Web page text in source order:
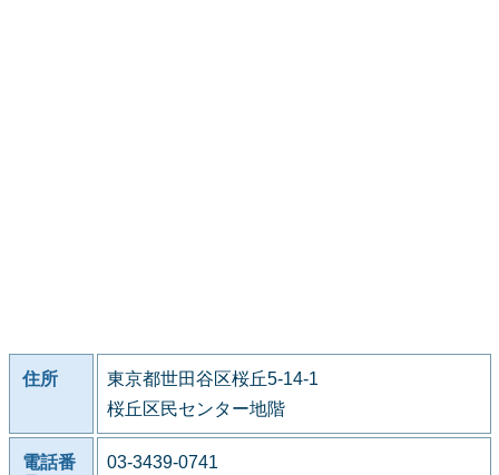
住所
東京都世田谷区桜丘5-14-1
桜丘区民センター地階
電話番
03-3439-0741